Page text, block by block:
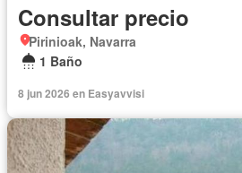
Consultar precio
Pirinioak, Navarra
1 Baño
8 jun 2026 en Easyavvisi